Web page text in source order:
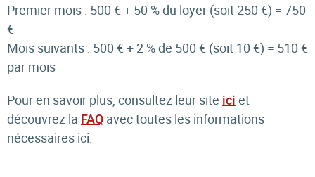
Premier mois : 500 € + 50 % du loyer (soit 250 €) = 750
€
Mois suivants : 500 € + 2 % de 500 € (soit 10 €) = 510 €
par mois
Pour en savoir plus, consultez leur site ici et
découvrez la FAQ avec toutes les informations
nécessaires ici.